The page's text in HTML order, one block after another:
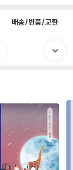
배송/반품/교환